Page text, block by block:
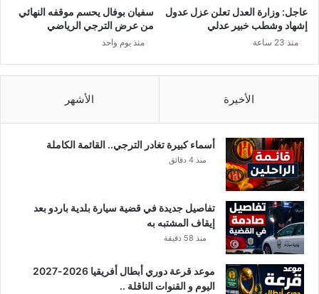
ا
ق
ا
ل
ف
ر
ا
عاجل: وزارة العدل تعلن عزل عدول
إشهاد وشطب خبير عدلي
منذ 23 ساعة
سفيان بوفال يحسم موقفه النهائي
من عرض الترجي الرياضي
منذ يوم واحد
الأخيرة الأشهر
أسماء كبيرة تغادر الترجي.. القائمة الكاملة
منذ 4 دقائق
تفاصيل جديدة في قضية سيارة بلدية باردو بعد
إيقاف المشتبه به
منذ 58 دقيقة
موعد قرعة دوري أبطال أفريقيا 2026-2027
اليوم و القنوات الناقلة ..